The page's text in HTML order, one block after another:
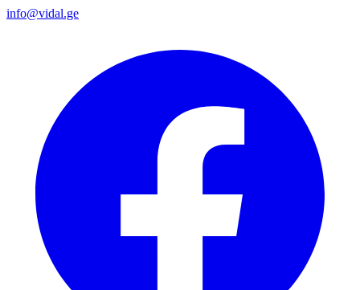
info@vidal.ge